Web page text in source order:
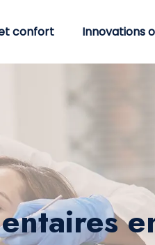
confort Innovations